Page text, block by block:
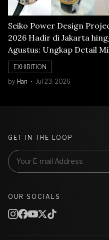
Seiko Power Design
2026 Hadir di Jakarta
Agustus: Ungkap Detail
Balik Seni Watchmaking
EXHIBITION
by Han Jul 23, 2026
GET IN THE LOOP
OUR SOCIALS